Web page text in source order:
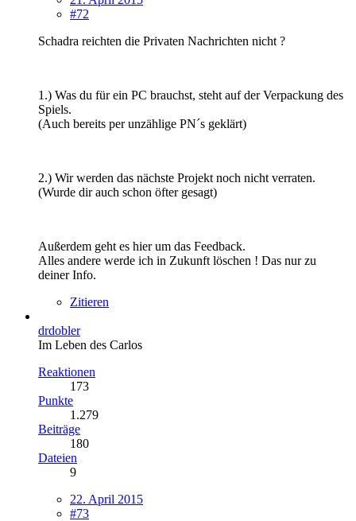
#72
Schadra reichten die Privaten Nachrichten nicht ?
1.) Was du für ein PC brauchst, steht auf der Verpackung des
Spiels.
(Auch bereits per unzählige PN´s geklärt)
2.) Wir werden das nächste Projekt noch nicht verraten.
(Wurde dir auch schon öfter gesagt)
Außerdem geht es hier um das Feedback.
Alles andere werde ich in Zukunft löschen ! Das nur zu
deiner Info.
Zitieren
drdobler
Im Leben des Carlos
Reaktionen
173
Punkte
1.279
Beiträge
180
Dateien
9
22. April 2015
#73